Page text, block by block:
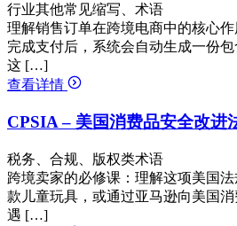
行业其他常见缩写、术语
理解销售订单在跨境电商中的核心
完成支付后，系统会自动生成一份包
这 […]
查看详情
CPSIA – 美国消费品安全改进
税务、合规、版权类术语
跨境卖家的必修课：理解这项美国
款儿童玩具，或通过亚马逊向美国
遇 […]